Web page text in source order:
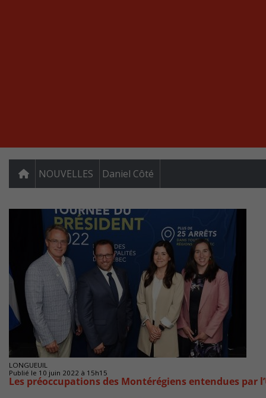
NOUVELLES Daniel Côté
LONGUEUIL
Publié le 10 juin 2022 à 15h15
Les préoccupations des Montérégiens entendues par